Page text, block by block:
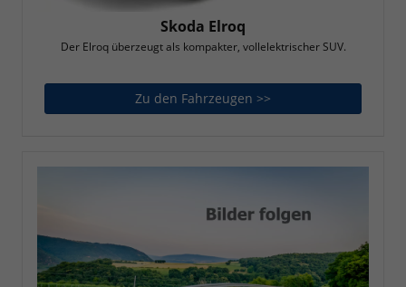
Skoda Elroq
Der Elroq überzeugt als kompakter, vollelektrischer SUV.
Zu den Fahrzeugen >>